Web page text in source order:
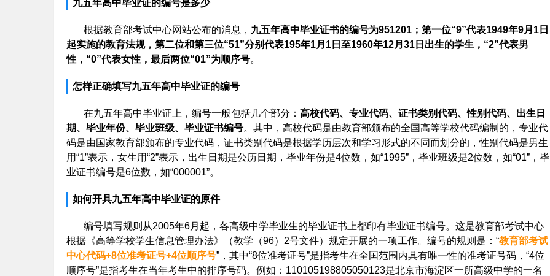
九五年高中毕业证的编号是多少
根据教育部考试中心网站公布的消息， 九五年高中毕业证书的编号为951201；第一位“9”代表1949年9月1日
起实施的教育法规，第二位和第三位“51”分别代表195年1月1日至1960年12月31日出生的学生，“2”代表男
性，“0”代表女性，最后两位“01”为顺序号。
怎样正确填写九五年高中毕业证的编号
在九五年高中毕业证上，编号一般包括几个部分： 高校代码、专业代码、证书类别代码、性别代码、出生日
期、毕业年份、毕业班级、毕业证书编号。其中，高校代码是由教育部颁布的全国高等学校代码编制的，专业代
码是由国家教育部颁布的专业代码，证书类别代码是根据学历层次和学习形式的不同而划分的，性别代码是男生
用“1”表示，女生用“2”表示，出生日期是公历日期，毕业年份是4位数，如“1995”，毕业班级是2位数，如“01”，毕
业证书编号是6位数，如“000001”。
如何开具九五年高中毕业证的原件
编号填写规则从2005年6月起，各高级中学毕业生的毕业证书上都印有毕业证书编号。这是教育部考试中心
根据《高等学校学生信息管理办法》（教学（96）2号文件）规定开展的一项工作。编号的规则是：“教育部考试
中心代码+8位准考证号+4位顺序号”，其中“8位准考证号”是指考生在全国范围内具有唯一性的准考证号码，“4位
顺序号”是指考生在当年考生中的排序号码。例如：110105198805050123是北京市海淀区一所高级中学的一名